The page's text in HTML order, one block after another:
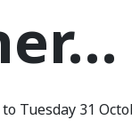
Tuesday 31